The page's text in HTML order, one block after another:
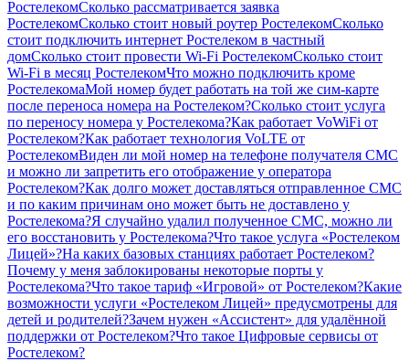
РостелекомСколько рассматривается заявка
РостелекомСколько стоит новый роутер РостелекомСколько
стоит подключить интернет Ростелеком в частный
домСколько стоит провести Wi-Fi РостелекомСколько стоит
Wi-Fi в месяц РостелекомЧто можно подключить кроме
РостелекомаМой номер будет работать на той же сим-карте
после переноса номера на Ростелеком?Сколько стоит услуга
по переносу номера у Ростелекома?Как работает VoWiFi от
Ростелеком?Как работает технология VoLTE от
РостелекомВиден ли мой номер на телефоне получателя СМС
и можно ли запретить его отображение у оператора
Ростелеком?Как долго может доставляться отправленное СМС
и по каким причинам оно может быть не доставлено у
Ростелекома?Я случайно удалил полученное СМС, можно ли
его восстановить у Ростелекома?Что такое услуга «Ростелеком
Лицей»?На каких базовых станциях работает Ростелеком?
Почему у меня заблокированы некоторые порты у
Ростелекома?Что такое тариф «Игровой» от Ростелеком?Какие
возможности услуги «Ростелеком Лицей» предусмотрены для
детей и родителей?Зачем нужен «Ассистент» для удалённой
поддержки от Ростелеком?Что такое Цифровые сервисы от
Ростелеком?